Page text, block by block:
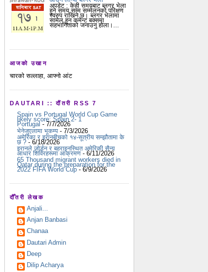
अपडेट : केही समयबाट ब्लगर भेला
हुने समय सम्म सम्मेलनको परिक्षण
स्वरुप राखिने छ। ब्लगर भेलामा
सामेल हुन कमेन्ट बक्समा
सहभागिताको जनाउनु होला।...
आजको उखान
चारको सल्लाहा, आफ्नो आंट
DAUTARI :: दौंतरी RSS 7
Spain vs Portugal World Cup Game
likely score: Spain 2- 1
Portugal - 7/7/2026
भेनेजुएलामा भूकम्प- 7/3/2026
अमेरिका र इरानबीचको १४-सूत्रीय सम्झौतामा के
छ ? - 6/18/2026
इरानले जोर्डन र बहराइनस्थित अमेरिकी सैन्य
आधार शिविरहरूमा आक्रमण - 6/11/2026
65 Thousand migrant workers died in
Qatar during the preparation for the
2022 FIFA World Cup - 6/9/2026
दौँतरी लेखक
Anjali...
Anjan Banbasi
Chanaa
Dautari Admin
Deep
Dilip Acharya